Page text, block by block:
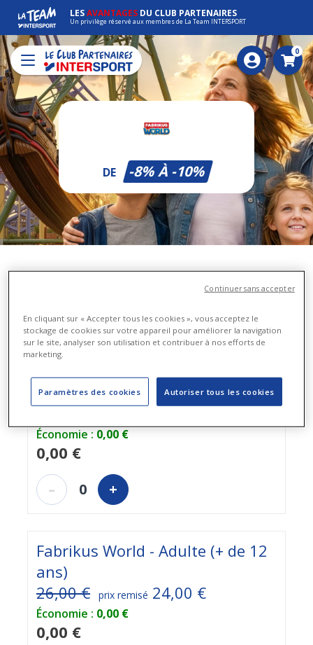
LESAVANTAGESDU CLUB PARTENAIRES
Un privilège réservé aux membres de La Team INTERSPORT
0
DE -8% À -10%
acheter
Fabrikus World - Enfant (- de 12
ans)
21,00 €
19,00 €
Économie : 0,00 €
0,00 €
– 0 +
Fabrikus World - Adulte (+ de 12
ans)
26,00 €
prix remisé 24,00 €
Économie : 0,00 €
0,00 €
En cliquant sur « Accepter tous les cookies », vous acceptez le
stockage de cookies sur votre appareil pour améliorer la navigation
sur le site, analyser son utilisation et contribuer à nos efforts de
marketing.
Autoriser tous les cookies
Paramètres des cookies
Continuer sans accepter